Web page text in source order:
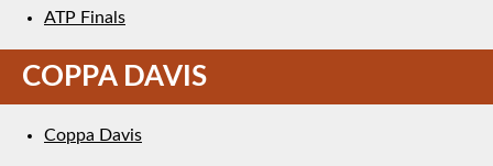
ATP Finals
COPPA DAVIS
Coppa Davis